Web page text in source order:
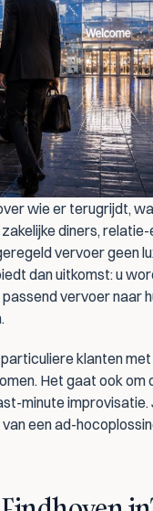
wie er terugrijdt,
diners,
vervoer geen
dan uitkomst: u
vervoer naar
klanten
Het gaat ook om
minute improvisatie.
een ad-